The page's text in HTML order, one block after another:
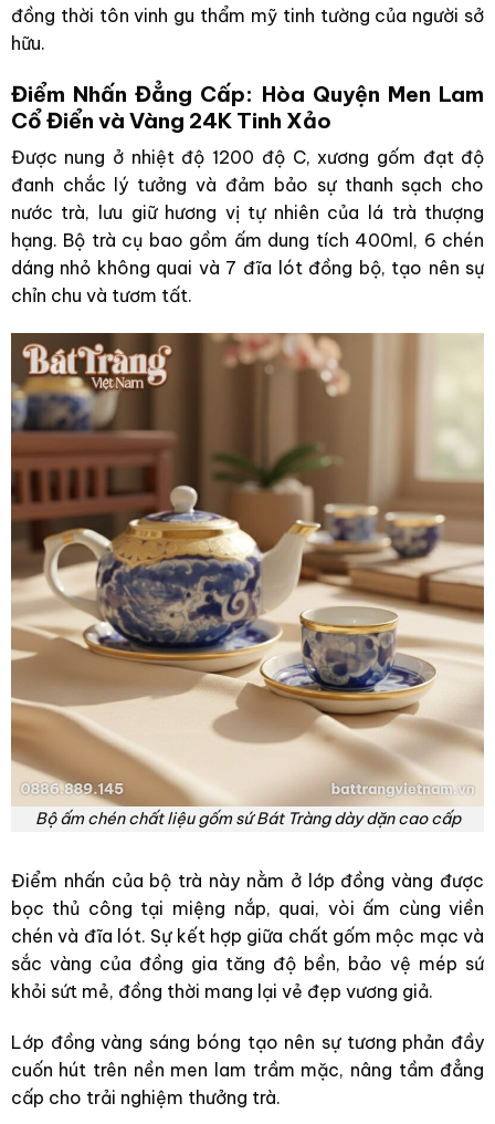
đồng thời tôn vinh gu thẩm mỹ tinh tường của người sở
hữu.
Điểm Nhấn Đẳng Cấp: Hòa Quyện Men Lam
Cổ Điển và Vàng 24K Tinh Xảo
Được nung ở nhiệt độ 1200 độ C, xương gốm đạt độ
đanh chắc lý tưởng và đảm bảo sự thanh sạch cho
nước trà, lưu giữ hương vị tự nhiên của lá trà thượng
hạng. Bộ trà cụ bao gồm ấm dung tích 400ml, 6 chén
dáng nhỏ không quai và 7 đĩa lót đồng bộ, tạo nên sự
chỉn chu và tươm tất.
Bộ ấm chén chất liệu gốm sứ Bát Tràng dày dặn cao cấp
Điểm nhấn của bộ trà này nằm ở lớp đồng vàng được
bọc thủ công tại miệng nắp, quai, vòi ấm cùng viền
chén và đĩa lót. Sự kết hợp giữa chất gốm mộc mạc và
sắc vàng của đồng gia tăng độ bền, bảo vệ mép sứ
khỏi sứt mẻ, đồng thời mang lại vẻ đẹp vương giả.
Lớp đồng vàng sáng bóng tạo nên sự tương phản đầy
cuốn hút trên nền men lam trầm mặc, nâng tầm đẳng
cấp cho trải nghiệm thưởng trà.